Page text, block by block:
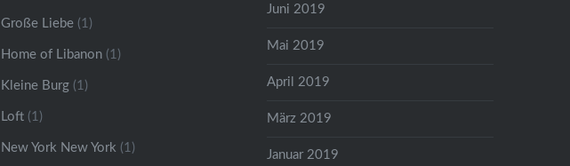
Juni 2019
Mai 2019
April 2019
März 2019
Januar 2019
Große Liebe (1)
Home of Libanon (1)
Kleine Burg (1)
Loft (1)
New York New York (1)